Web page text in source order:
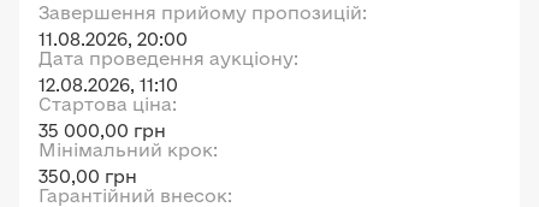
Завершення прийому пропозицій:
11.08.2026, 20:00
Дата проведення аукціону:
12.08.2026, 11:10
Стартова ціна:
35 000,00 грн
Мінімальний крок:
350,00 грн
Гарантійний внесок: